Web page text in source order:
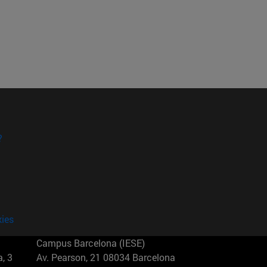
3
Campus Barcelona (IESE)
Av. Pearson, 21 08034 Barcelona